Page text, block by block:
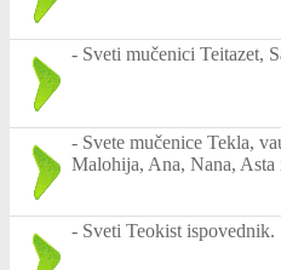
- Sveti mučenici Teitazet,
- Svete mučenice Tekla,
Malohija, Ana, Nana, Asta
- Sveti Teokist ispovednik.